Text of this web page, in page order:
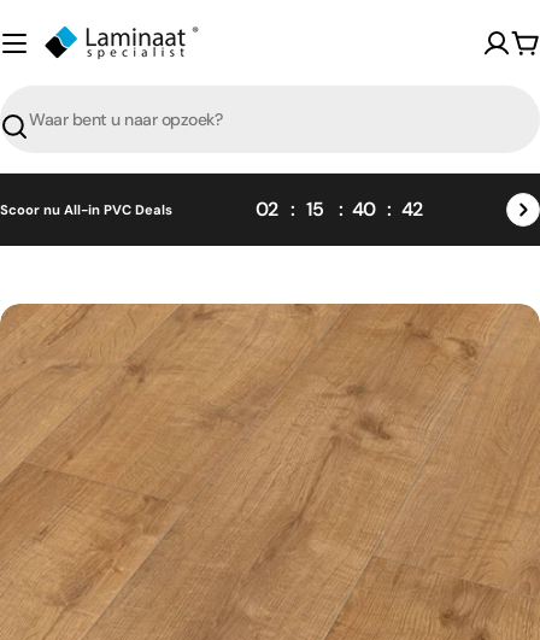
naar
content
Zoeken
Scoor nu All-in PVC Deals 02 15 40 42
Skip
naar
product
informatie